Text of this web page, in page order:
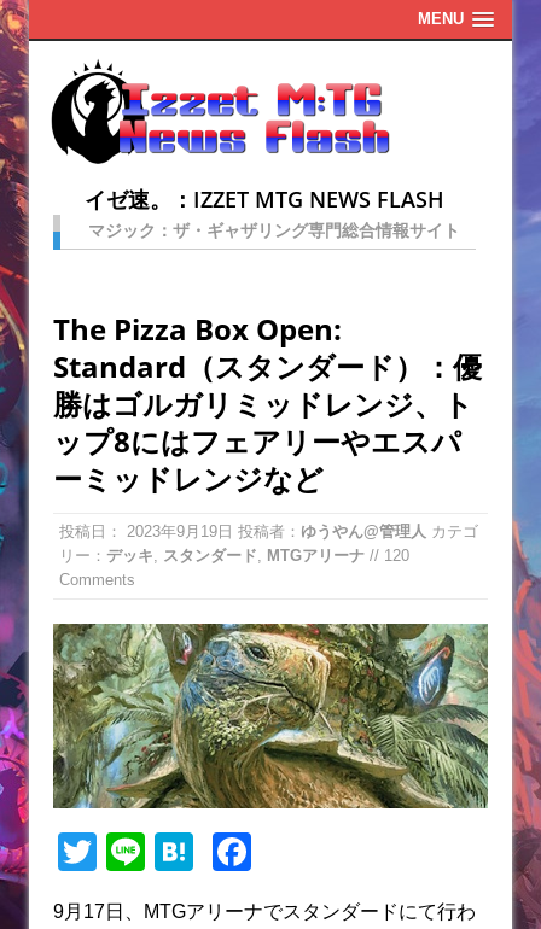
MENU
イゼ速。：IZZET MTG NEWS FLASH
マジック：ザ・ギャザリング専門総合情報サイト
The Pizza Box Open:
Standard（スタンダード）：優
勝はゴルガリミッドレンジ、ト
ップ8にはフェアリーやエスパ
ーミッドレンジなど
投稿日： 2023年9月19日 投稿者： ゆうやん@管理人 カテゴ
リー： デッキ スタンダード MTGアリーナ // 120
Comments
T
Li
H
9月17日、MTGアリーナでスタンダードにて行わ